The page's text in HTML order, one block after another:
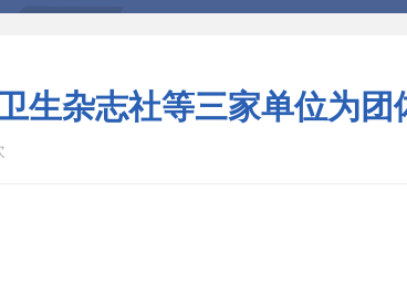
生杂志社等三家单位为团